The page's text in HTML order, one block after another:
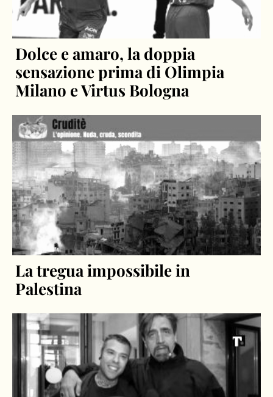
Dolce e amaro, la doppia
sensazione prima di Olimpia
Milano e Virtus Bologna
La tregua impossibile in
Palestina